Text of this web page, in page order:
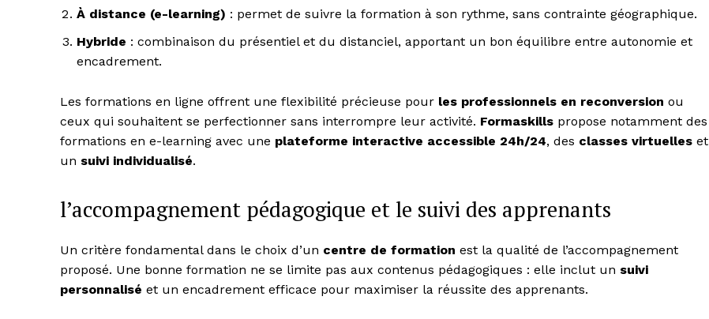
SUBSCRIBE NOW
Company
Contact us
Subscription Plans
My account
À distance (e-learning) : permet de suivre la formation à son rythme, sans contrainte géographique.
Hybride : combinaison du présentiel et du distanciel, apportant un bon équilibre entre autonomie et
encadrement.
Les formations en ligne offrent une flexibilité précieuse pour les professionnels en reconversion ou
ceux qui souhaitent se perfectionner sans interrompre leur activité. Formaskills propose notamment des
formations en e-learning avec une plateforme interactive accessible 24h/24, des classes virtuelles et
un suivi individualisé.
l’accompagnement pédagogique et le suivi des apprenants
Un critère fondamental dans le choix d’un centre de formation est la qualité de l’accompagnement
proposé. Une bonne formation ne se limite pas aux contenus pédagogiques : elle inclut un suivi
personnalisé et un encadrement efficace pour maximiser la réussite des apprenants.